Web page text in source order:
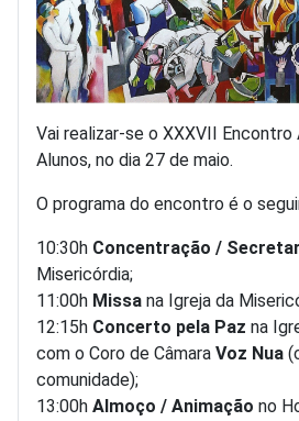
Vai realizar-se o XXXVII Encontro
Alunos, no dia 27 de maio.
O programa do encontro é o
10:30h Concentração /
Misericórdia;
11:00h Missa na Igreja da
12:15h Concerto pela Paz na
com o Coro de Câmara Voz Nua
comunidade);
13:00h Almoço / Animação no